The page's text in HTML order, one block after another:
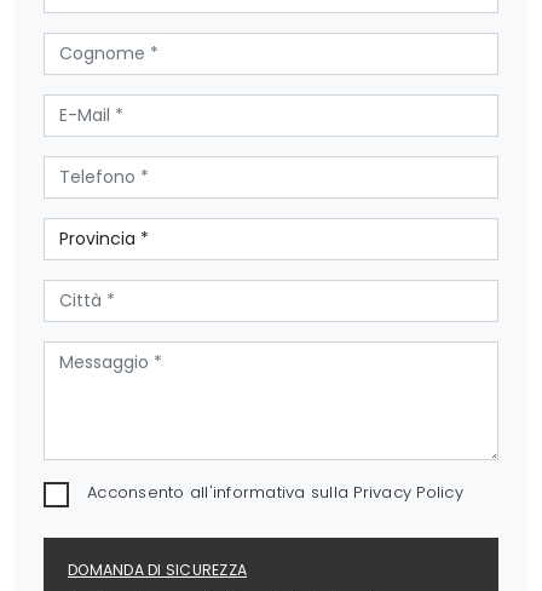
Acconsento all'informativa sulla Privacy Policy
DOMANDA DI SICUREZZA